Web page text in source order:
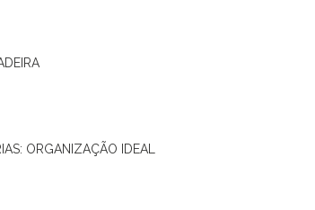
ORGANIZAÇÃO IDEAL